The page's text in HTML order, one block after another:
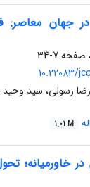
جهان معاصر:
7-34
10.22083/
رسولی، سید
1.01 M
خاورمیانه؛